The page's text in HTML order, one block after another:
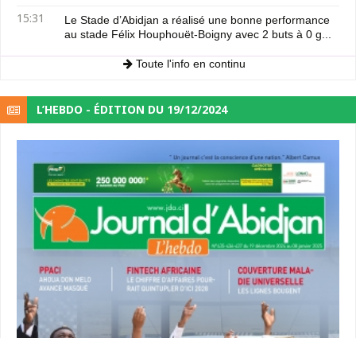
15:31
Le Stade d’Abidjan a réalisé une bonne performance
au stade Félix Houphouët-Boigny avec 2 buts à 0 g...
Toute l'info en continu
L’HEBDO - ÉDITION DU 19/12/2024